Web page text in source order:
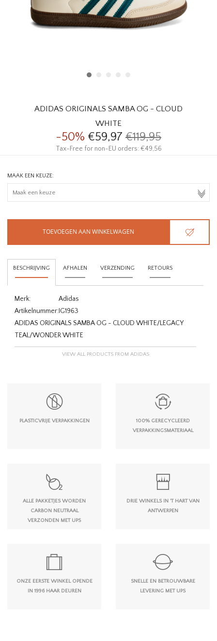
THE EDIT
ADIDAS ORIGINALS SAMBA OG - CLOUD
WHITE
-50% €59,97 €119,95
Tax-Free for non-EU orders: €49,56
MAAK EEN KEUZE:
TOEVOEGEN AAN WINKELWAGEN
BESCHRIJVING AFHALEN VERZENDING RETOURS
Merk:
Adidas
Artikelnummer:IG1963
ADIDAS ORIGINALS SAMBA OG - CLOUD WHITE/LEGACY
TEAL/WONDER WHITE
VIEW ALL PRODUCTS FROM ADIDAS
PLASTICVRIJE VERPAKKINGEN
100% GERECYCLEERD
VERPAKKINGSMATERIAAL
ALLE PAKKETJES WORDEN
CARBON NEUTRAAL
VERZONDEN MET UPS
DRIE WINKELS IN 'T HART VAN
ANTWERPEN
ONZE EERSTE WINKEL OPENDE
IN 1996 HAAR DEUREN
SNELLE EN BETROUWBARE
LEVERING MET UPS